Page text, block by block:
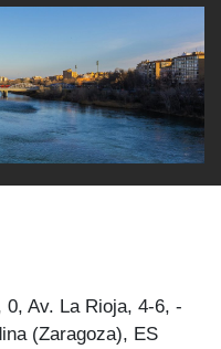
Av. La Rioja, 4-6, -
(Zaragoza), ES